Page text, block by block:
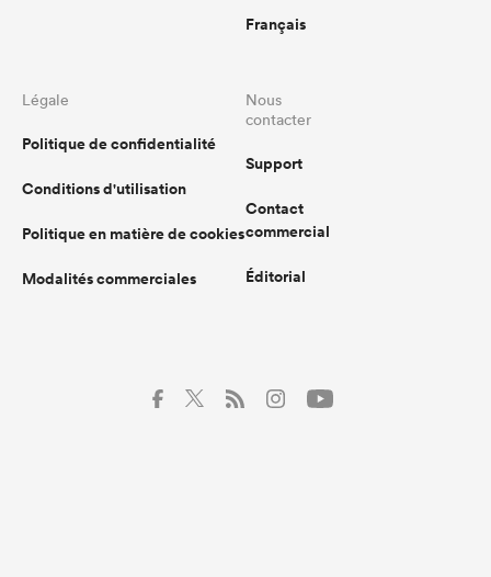
Français
Légale
Politique de confidentialité
Conditions d'utilisation
Politique en matière de cookies
Modalités commerciales
Nous
contacter
Support
Contact
commercial
Éditorial